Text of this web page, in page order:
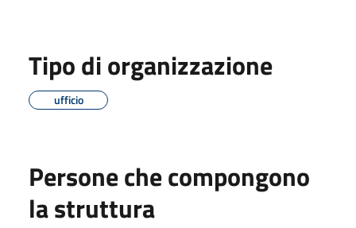
Tipo di organizzazione
ufficio
Persone che compongono
la struttura